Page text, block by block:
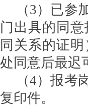
（3）已参
门出具的同
同关系的证
处同意后最迟
（4）报考
复印件。